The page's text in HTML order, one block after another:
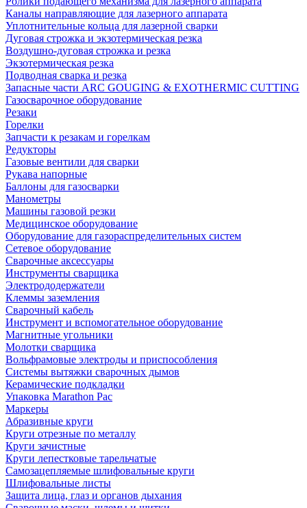
Каналы направляющие для лазерного аппарата
Уплотнительные кольца для лазерной сварки
Дуговая строжка и экзотермическая резка
Воздушно-дуговая строжка и резка
Экзотермическая резка
Подводная сварка и резка
Запасные части ARC GOUGING & EXOTHERMIC CUTTING
Газосварочное оборудование
Резаки
Горелки
Запчасти к резакам и горелкам
Редукторы
Газовые вентили для сварки
Рукава напорные
Баллоны для газосварки
Манометры
Машины газовой резки
Медицинское оборудование
Оборудование для газораспределительных систем
Сетевое оборудование
Сварочные аксессуары
Инструменты сварщика
Электрододержатели
Клеммы заземления
Сварочный кабель
Инструмент и вспомогательное оборудование
Магнитные угольники
Молотки сварщика
Вольфрамовые электроды и приспособления
Системы вытяжки сварочных дымов
Керамические подкладки
Упаковка Marathon Pac
Маркеры
Абразивные круги
Круги отрезные по металлу
Круги зачистные
Круги лепестковые тарельчатые
Самозацепляемые шлифовальные круги
Шлифовальные листы
Защита лица, глаз и органов дыхания